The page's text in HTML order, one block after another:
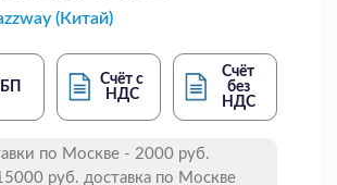
(Китай)
Счёт с
НДС
Счёт
без
НДС
по Москве - 2000 руб.
руб. доставка по Москве